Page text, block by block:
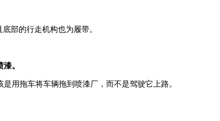
部的行走机构也为履带。
。
用拖车将车辆拖到喷漆厂，而不是驾驶它上路。